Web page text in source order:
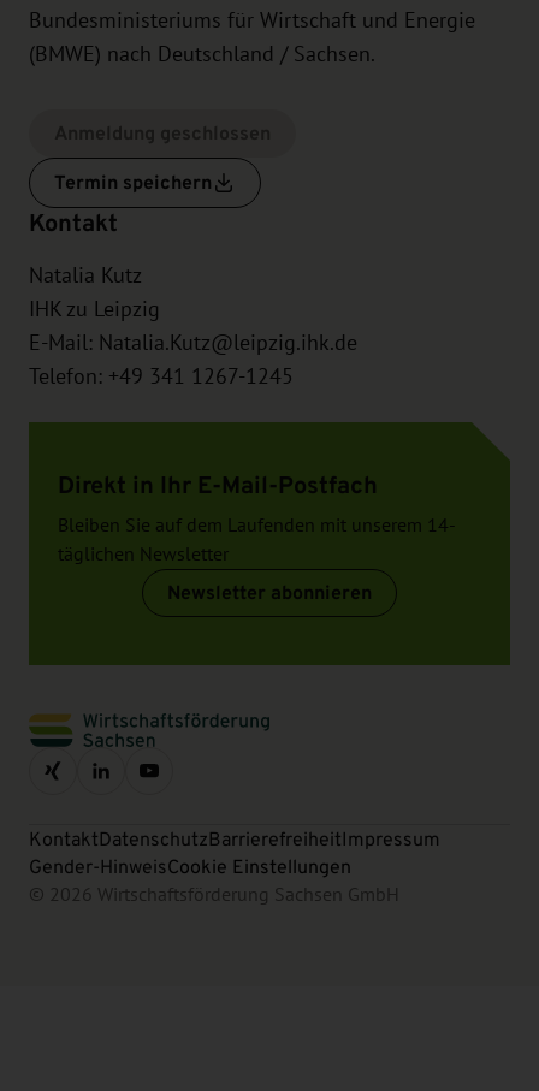
Bundesministeriums für Wirtschaft und Energie
(BMWE) nach Deutschland / Sachsen.
Termin speichern
Kontakt
Natalia Kutz
IHK zu Leipzig
E-Mail: Natalia.Kutz@leipzig.ihk.de
Telefon: +49 341 1267-1245
Direkt in Ihr E-Mail-Postfach
Bleiben Sie auf dem Laufenden mit unserem 14-
täglichen Newsletter
Newsletter abonnieren
KontaktDatenschutzBarrierefreiheitImpressum
Gender-HinweisCookie Einstellungen
© 2026 Wirtschaftsförderung Sachsen GmbH